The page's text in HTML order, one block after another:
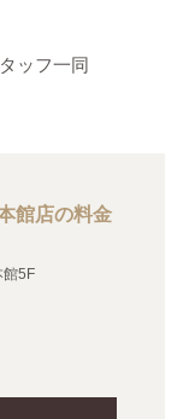
ッフ一同
館店の料金
館5F